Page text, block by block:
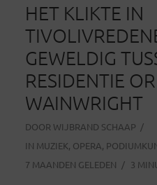
HET KLIKTE IN
GEWELDIG
RESIDENTIE
WAINWRIGHT
DOOR WIJBRAND SCHAAP
IN MUZIEK, OPERA,
7 MAANDEN GELEDEN
3